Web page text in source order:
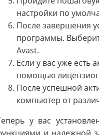
настройки по
После завершения
программы.
Avast.
Если у вас уже есть
помощью
После успешной
компьютер от
у вас